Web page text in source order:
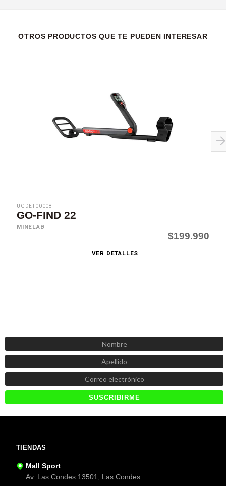
OTROS PRODUCTOS QUE TE PUEDEN INTERESAR
UGDET00008
GO-FIND 22
MINELAB
$199.990
VER DETALLES
TIENDAS
Mall Sport
Av. Las Condes 13501, Las Condes